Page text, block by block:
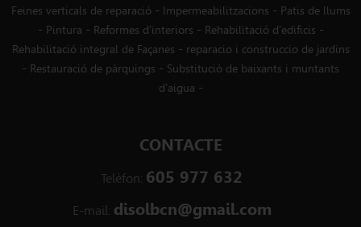
Feines verticals de reparació - Impermeabilitzacions - Patis de llums
- Pintura - Reformes d'interiors - Rehabilitació d'edificis -
Rehabilitació integral de Façanes - reparacio i construccio de jardins
- Restauració de pàrquings - Substitució de baixants i muntants
d'aigua -
CONTACTE
Telèfon: 605 977 632
E-mail: disolbcn@gmail.com